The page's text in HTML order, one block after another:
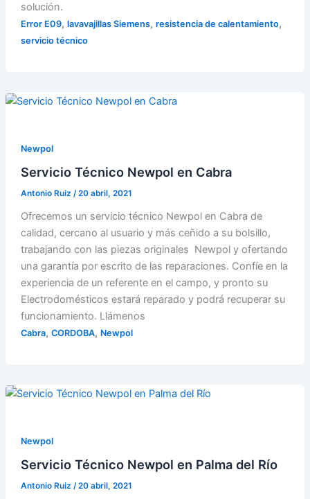
solución.
Error E09, lavavajillas Siemens, resistencia de calentamiento,
servicio técnico
Newpol
Servicio Técnico Newpol en Cabra
Antonio Ruiz /20 abril, 2021
Ofrecemos un servicio técnico Newpol en Cabra de
calidad, cercano al usuario y más ceñido a su bolsillo,
trabajando con las piezas originales Newpol y ofertando
una garantía por escrito de las reparaciones. Confíe en la
experiencia de un referente en el campo, y pronto su
Electrodomésticos estará reparado y podrá recuperar su
funcionamiento. Llámenos
Cabra, CORDOBA, Newpol
Newpol
Servicio Técnico Newpol en Palma del Río
Antonio Ruiz /20 abril, 2021